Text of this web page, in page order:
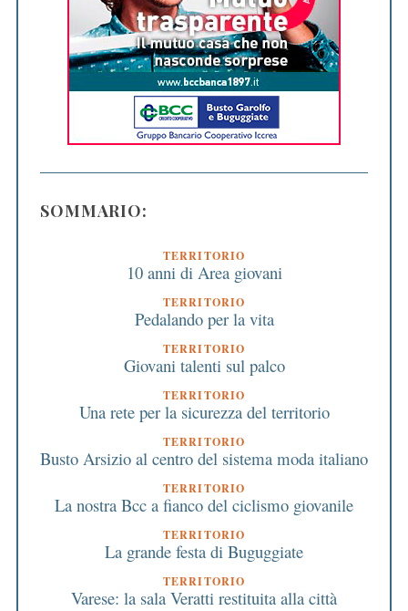
SOMMARIO:
TERRITORIO
10 anni di Area giovani
TERRITORIO
Pedalando per la vita
TERRITORIO
Giovani talenti sul palco
TERRITORIO
Una rete per la sicurezza del territorio
TERRITORIO
Busto Arsizio al centro del sistema moda italiano
TERRITORIO
La nostra Bcc a fianco del ciclismo giovanile
TERRITORIO
La grande festa di Buguggiate
TERRITORIO
Varese: la sala Veratti restituita alla città